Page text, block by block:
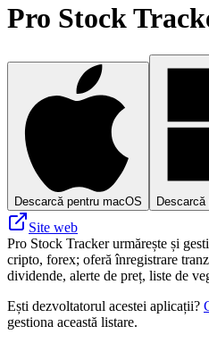
Pro Stock
Descarcă pentru macOS Descarcă
Site web
Pro Stock Tracker urmărește și
cripto, forex; oferă înregistrare
dividende, alerte de preț, liste de
Ești dezvoltatorul acestei aplicații?
gestiona această listare.